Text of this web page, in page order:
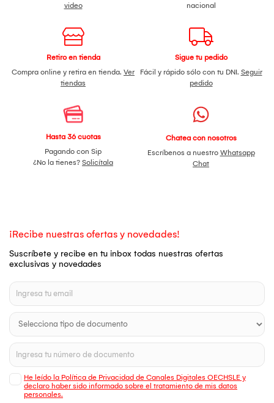
video
nacional
Retiro en tienda
Compra online y retira en tienda. Ver
tiendas
Sigue tu pedido
Fácil y rápido sólo con tu DNI. Seguir
pedido
Hasta 36 cuotas
Pagando con Sip
¿No la tienes? Solicítala
Chatea con nosotros
Escríbenos a nuestro Whatsapp
Chat
¡Recibe nuestras ofertas y novedades!
Suscríbete y recibe en tu inbox todas nuestras ofertas
exclusivas y novedades
He leído la Política de Privacidad de Canales Digitales OECHSLE y
declaro haber sido informado sobre el tratamiento de mis datos
personales.